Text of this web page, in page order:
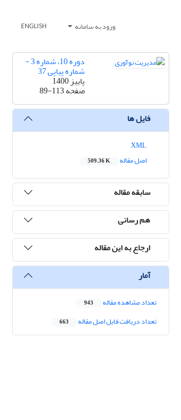
ورود به سامانه ENGLISH
دوره 10، شماره 3 -
شماره پیاپی 37
پاییز 1400
صفحه89-113
فایل ها
اصل مقاله
509.36 K
سابقه مقاله
هم رسانی
ارجاع به این مقاله
آمار
تعداد مشاهده مقاله 943
تعداد دریافت فایل اصل مقاله 663